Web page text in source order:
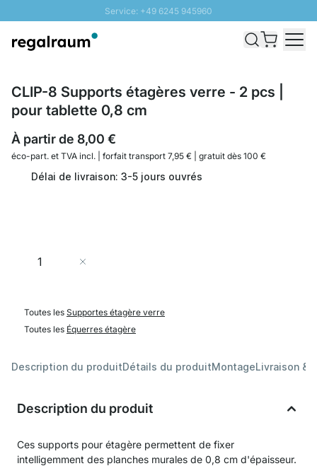
Service: +49 6245 945960
Livraison rapide - Livraison gratuite dès 100€
CLIP-8 Supports étagères verre - 2 pcs |
pour tablette 0,8 cm
À partir de 8,00 €
éco-part. et TVA incl. | forfait transport 7,95 € | gratuit dès 100 €
Délai de livraison: 3-5 jours ouvrés
Quantité
Toutes les Supportes étagère verre
Toutes les Équerres étagère
Description du produitDétails du produitMontageLivraison &
Description du produit
Ces supports pour étagère permettent de fixer
intelligemment des planches murales de 0,8 cm d'épaisseur.